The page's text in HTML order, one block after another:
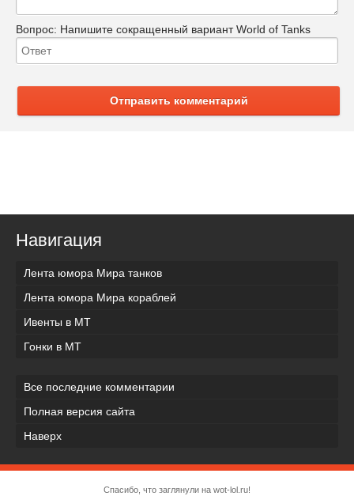
Вопрос: Напишите сокращенный вариант World of Tanks
Отправить комментарий
Навигация
Лента юмора Мира танков
Лента юмора Мира кораблей
Ивенты в МТ
Гонки в МТ
Все последние комментарии
Полная версия сайта
Наверх
Спасибо, что заглянули на wot-lol.ru!